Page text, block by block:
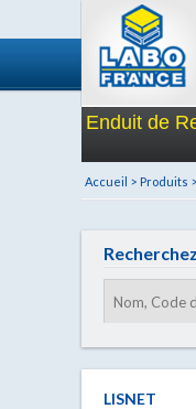
Enduit de
Accueil > Produits >
Recherchez
LISNET